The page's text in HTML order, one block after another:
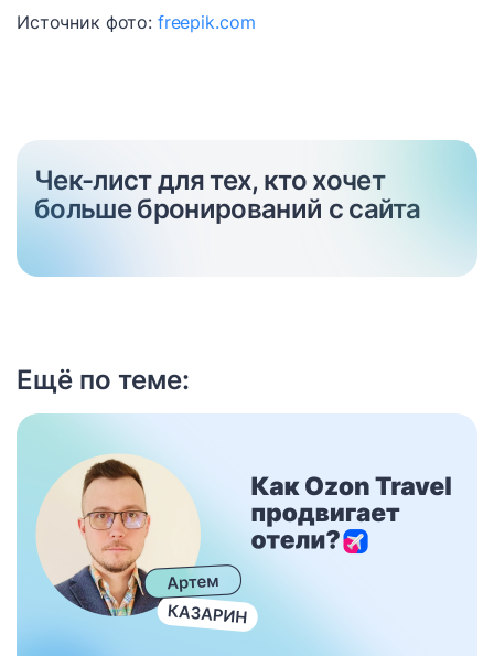
Источник фото: freepik.com
Чек-лист для тех, кто хочет
больше бронирований с сайта
Ещё по теме: